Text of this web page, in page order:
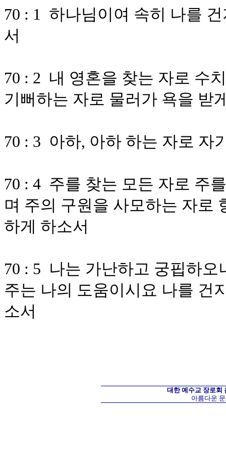
70 : 1 하나님이여 속히 나를
서
70 : 2 내 영혼을 찾는 자로 수
기뻐하는 자로 물러가 욕을 받
70 : 3 아하, 아하 하는 자로 자
70 : 4 주를 찾는 모든 자로 주
며 주의 구원을 사모하는 자로
하게 하소서
70 : 5 나는 가난하고 궁핍하
주는 나의 도움이시요 나를 건
소서
대한 예수교 장로회
아름다운